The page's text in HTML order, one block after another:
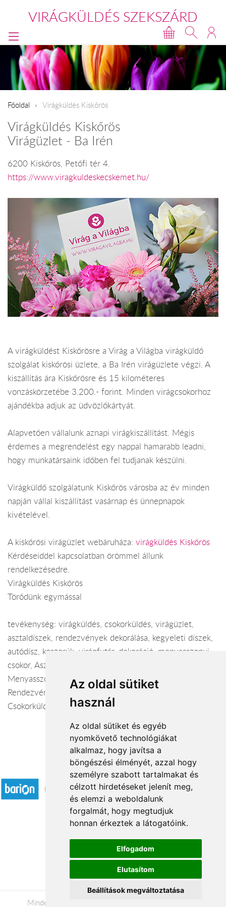
Az oldal sütiket
használ
Az oldal sütiket és egyéb
nyomkövető technológiákat
alkalmaz, hogy javítsa a
böngészési élményét, azzal hogy
személyre szabott tartalmakat és
célzott hirdetéseket jelenít meg,
és elemzi a weboldalunk
forgalmát, hogy megtudjuk
honnan érkeztek a látogatóink.
Elfogadom
Elutasítom
Beállítások megváltoztatása
VIRÁGKÜLDÉS SZEKSZÁRD
Főoldal Virágküldés Kiskőrös
Virágküldés Kiskőrös
Virágüzlet - Ba Irén
6200 Kiskőrös, Petőfi tér 4.
https://www.viragkuldeskecskemet.hu/
A virágküldést Kiskőrösre a Virág a Világba virágküldő
szolgálat kiskőrösi üzlete, a Ba Irén virágüzlete végzi. A
kiszállítás ára Kiskőrösre és 15 kilométeres
vonzáskörzetébe 3.200.- forint. Minden virágcsokorhoz
ajándékba adjuk az üdvözlőkártyát.
Alapvetően vállalunk aznapi virágkiszállítást. Mégis
érdemes a megrendelést egy nappal hamarabb leadni,
hogy munkatársaink időben fel tudjanak készülni.
Virágküldő szolgálatunk Kiskőrös városba az év minden
napján vállal kiszállítást vasárnap és ünnepnapok
kivételével.
A kiskőrösi virágüzlet webáruháza: virágküldés Kiskőrös
Kérdéseiddel kapcsolatban örömmel állunk
rendelkezésedre.
Virágküldés Kiskőrös
Törődünk egymással
tevékenység: virágküldés, csokorküldés, virágüzlet,
asztaldíszek, rendezvények dekorálása, kegyeleti díszek,
autódísz, koszorúk, virágfutár, dekoráció, menyasszonyi
csokor, Asztaldíszek, Dekoráció, Virágküldés,
Menyasszonyi csokor, Autódísz, Virágfutár,
Rendezvények Dekorálása, Kegyeleti Díszek, Koszorú,
Csokorküldés
Elfogadott fizetési módok
Á.SZ.F.
Impresszum
Adatkezelési tájékoztató
Minden jog fenntartva © 2026 |